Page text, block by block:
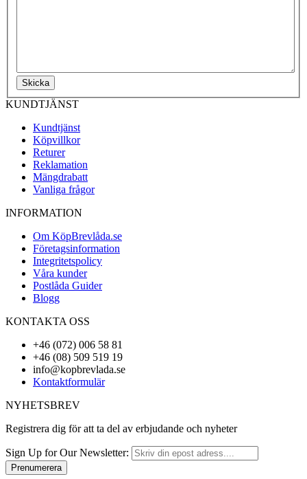
Skicka
KUNDTJÄNST
Kundtjänst
Köpvillkor
Returer
Reklamation
Mängdrabatt
Vanliga frågor
INFORMATION
Om KöpBrevlåda.se
Företagsinformation
Integritetspolicy
Våra kunder
Postlåda Guider
Blogg
KONTAKTA OSS
+46 (072) 006 58 81
+46 (08) 509 519 19
info@kopbrevlada.se
Kontaktformulär
NYHETSBREV
Registrera dig för att ta del av erbjudande och nyheter
Sign Up for Our Newsletter:
Prenumerera